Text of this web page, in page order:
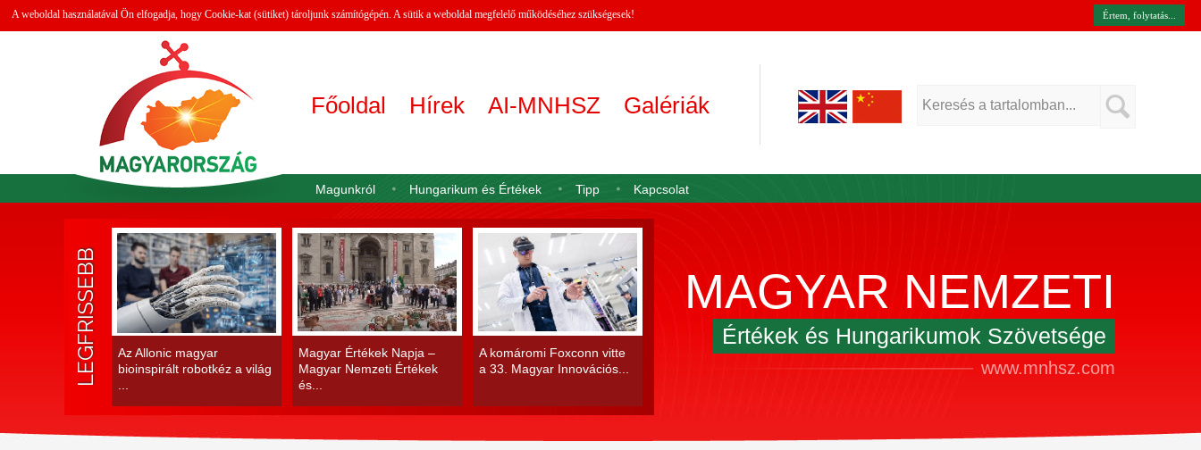
A weboldal használatával Ön elfogadja, hogy Cookie-kat (sütiket) tároljunk számítógépén. A sütik a weboldal megfelelő működéséhez szükségesek! Értem, folytatás...
Főoldal Hírek AI-MNHSZ Galériák
Magunkról Hungarikum és Értékek Tipp Kapcsolat
LEGFRISSEBB
Az Allonic magyar
bioinspirált robotkéz a világ
Magyar Értékek Napja –
Magyar Nemzeti Értékek
és...
A komáromi Foxconn vitte
a 33. Magyar Innovációs...
MAGYAR NEMZETI
Értékek és Hungarikumok Szövetsége
www.mnhsz.com